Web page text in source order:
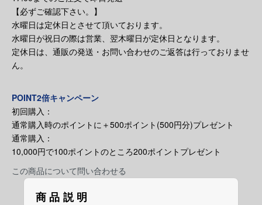
【必ずご確認下さい。】
水曜日は定休日とさせて頂いております。
水曜日が祝日の際は営業、翌木曜日が定休日となります。
定休日は、通販の発送・お問い合わせのご返答は行っておりませ
ん。
POINT2倍キャンペーン
初回購入：
通常購入時のポイントに＋500ポイント(500円分)プレゼント
通常購入：
10,000円で100ポイントのところ200ポイントプレゼント
この商品について問い合わせる
商品説明